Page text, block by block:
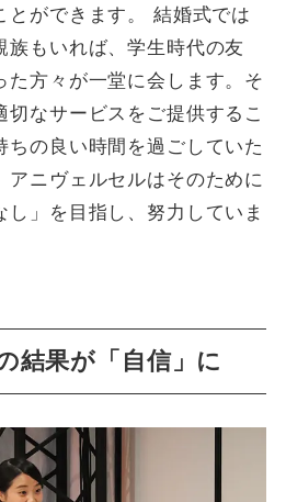
とができます。 結婚式では
族もいれば、学生時代の友
た方々が一堂に会します。そ
切なサービスをご提供するこ
ちの良い時間を過ごしていた
アニヴェルセルはそのために
し」を目指し、努力していま
結果が「自信」に